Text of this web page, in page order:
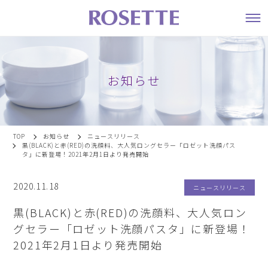
お知らせ
TOP お知らせ
ニュースリリース
黒(BLACK)と赤(RED)の洗顔料、大人気ロングセラー「ロゼット洗顔パス
タ」に新登場！2021年2月1日より発売開始
2020.11.18 ニュースリリース
黒(BLACK)と赤(RED)の洗顔料、大人気ロン
グセラー「ロゼット洗顔パスタ」に新登場！
2021年2月1日より発売開始